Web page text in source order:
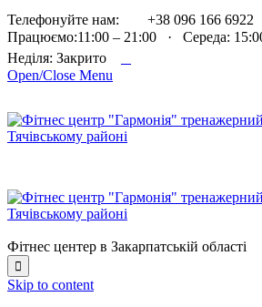
Телефонуйте нам:
+38 096 166 6922
Працюємо:11:00 – 21:00 · Середа:
Неділя: Закрито
Open/Close Menu
Фітнес центер в Закарпатській області

Skip to content